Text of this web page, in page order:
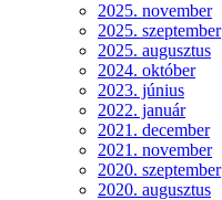
2025. november
2025. szeptember
2025. augusztus
2024. október
2023. június
2022. január
2021. december
2021. november
2020. szeptember
2020. augusztus